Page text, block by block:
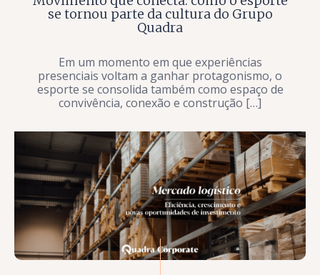
se tornou parte da cultura do Grupo
Quadra
Em um momento em que experiências
presenciais voltam a ganhar protagonismo, o
esporte se consolida também como espaço de
convivência, conexão e construção […]